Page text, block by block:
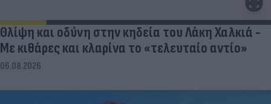
Θλίψη και οδύνη στην κηδεία του Λάκη Χαλκιά -
Με κιθάρες και κλαρίνα το «τελευταίο αντίο»
06.08.2026